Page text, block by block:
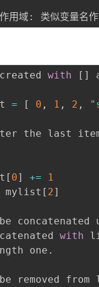
with [ ]
= [ 0 , 1 , 2 ,
the last
[ 0] +=
1
mylist [ 2]
concatenated
with
one .
removed from